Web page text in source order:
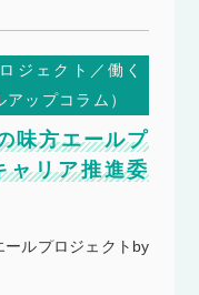
ジェクト／働く
ップコラム）
味方エールプ
ャリア推進委